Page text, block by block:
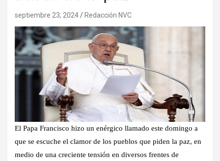
septiembre 23, 2024 Redacción NVC
El Papa Francisco hizo un enérgico llamado este domingo a
que se escuche el clamor de los pueblos que piden la paz, en
medio de una creciente tensión en diversos frentes de